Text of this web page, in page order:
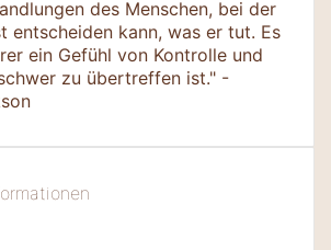
des Menschen, bei der
entscheiden kann, was er tut. Es
ein Gefühl von Kontrolle und
zu übertreffen ist." -